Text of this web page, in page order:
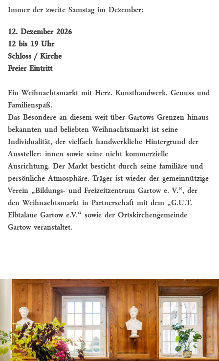
Immer der zweite Samstag im Dezember:
12. Dezember 2026
12 bis 19 Uhr
Schloss / Kirche
Freier Eintritt
Ein Weihnachtsmarkt mit Herz. Kunsthandwerk, Genuss und
Familienspaß.
Das Besondere an diesem weit über Gartows Grenzen hinaus
bekannten und beliebten Weihnachtsmarkt ist seine
Individualität, der vielfach handwerkliche Hintergrund der
Aussteller: innen sowie seine nicht kommerzielle
Ausrichtung. Der Markt besticht durch seine familiäre und
persönliche Atmosphäre. Träger ist wieder der gemeinnützige
Verein „Bildungs- und Freizeitzentrum Gartow e. V.“, der
den Weihnachtsmarkt in Partnerschaft mit dem „G.U.T.
Elbtalaue Gartow e.V.“ sowie der Ortskirchengemeinde
Gartow veranstaltet.